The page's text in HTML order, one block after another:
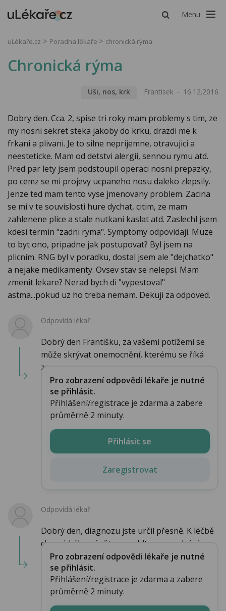
Menu
uLékaře.cz Poradna lékaře chronická rýma
Chronická rýma
Uši, nos, krk Frantisek 16.12.2016
Dobry den. Cca. 2, spise tri roky mam problemy s tim, ze
my nosni sekret steka jakoby do krku, drazdi me k
frkani a plivani. Je to silne neprijemne, otravujici a
neesteticke. Mam od detstvi alergii, sennou rymu atd.
Pred par lety jsem podstoupil operaci nosni prepazky,
po cemz se mi projevy ucpaneho nosu daleko zlepsily.
Jenze ted mam tento vyse jmenovany problem. Zacina
se mi v te souvislosti hure dychat, citim, ze mam
zahlenene plice a stale nutkani kaslat atd. Zaslechl jsem
kdesi termin "zadni ryma". Symptomy odpovidaji. Muze
to byt ono, pripadne jak postupovat? Byl jsem na
plicnim. RNG byl v poradku, dostal jsem ale "dejchatko"
a nejake medikamenty. Ovsev stav se nelepsi. Mam
zmenit lekare? Nerad bych di "vypestoval"
astma...pokud uz ho treba nemam. Dekuji za odpoved.
Odpovídá lékař:
Dobrý den Františku, za vašemi potížemi se
může skrývat onemocnění, kterému se říká
za...
Pro zobrazení odpovědi lékaře je nutné
se přihlásit.
Přihlášení/registrace je zdarma a zabere
průměrně 2 minuty.
Přihlásit se
Zaregistrovat
Odpovídá lékař:
Dobrý den, diagnozu jste určil přesně. K léčbě
chronického zánětu nosohltanu = zadní rým...
Pro zobrazení odpovědi lékaře je nutné
se přihlásit.
Přihlášení/registrace je zdarma a zabere
průměrně 2 minuty.